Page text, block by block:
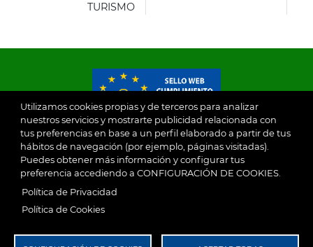
Utilizamos cookies propias y de terceros para analizar
nuestros servicios y mostrarte publicidad relacionada con
tus preferencias en base a un perfil elaborado a partir de tus
hábitos de navegación (por ejemplo, páginas visitadas).
Puedes obtener más información y configurar tus
preferencia accediendo a CONFIGURACIÓN DE COOKIES.
Política de Privacidad
Política de Cookies
TURISMO
© 2026
Ayuntamiento de Villaseca de la Sagra Aviso Legal